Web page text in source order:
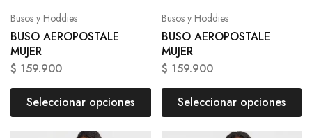
Busos y Hoddies
BUSO AEROPOSTALE
MUJER
$ 159.900
Seleccionar opciones
Busos y Hoddies
BUSO AEROPOSTALE
MUJER
$ 159.900
Seleccionar opciones